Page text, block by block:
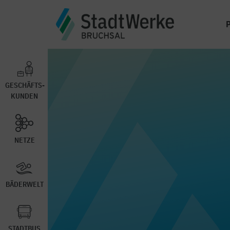
GESCHÄFTS-
KUNDEN
NETZE
BÄDERWELT